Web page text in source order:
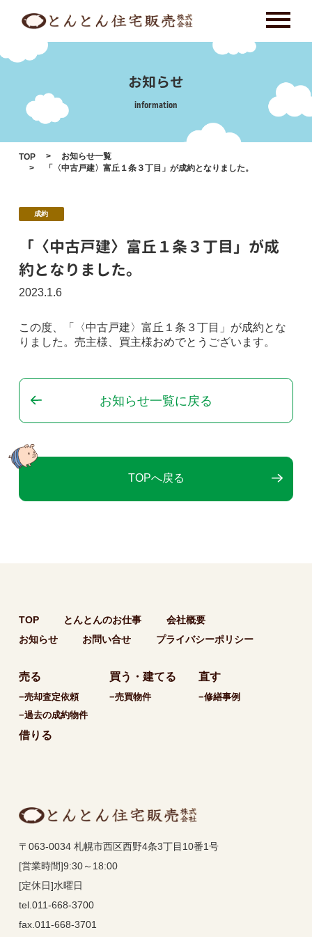
content
お知らせ
information
TOP
お知らせ一覧
「〈中古戸建〉富丘１条３丁目」が成約となりました。
成約
「〈中古戸建〉富丘１条３丁目」が成
約となりました。
2023.1.6
この度、「〈中古戸建〉富丘１条３丁目」が成約とな
りました。売主様、買主様おめでとうございます。
お知らせ一覧に戻る
TOPへ戻る
TOP とんとんのお仕事
会社概要
お知らせ
お問い合せ プライバシーポリシー
売る
−売却査定依頼
−過去の成約物件
買う・建てる
−売買物件
直す
−修繕事例
借りる
〒063-0034 札幌市西区西野4条3丁目10番1号
[営業時間]9:30～18:00
[定休日]水曜日
tel.011-668-3700
fax.011-668-3701